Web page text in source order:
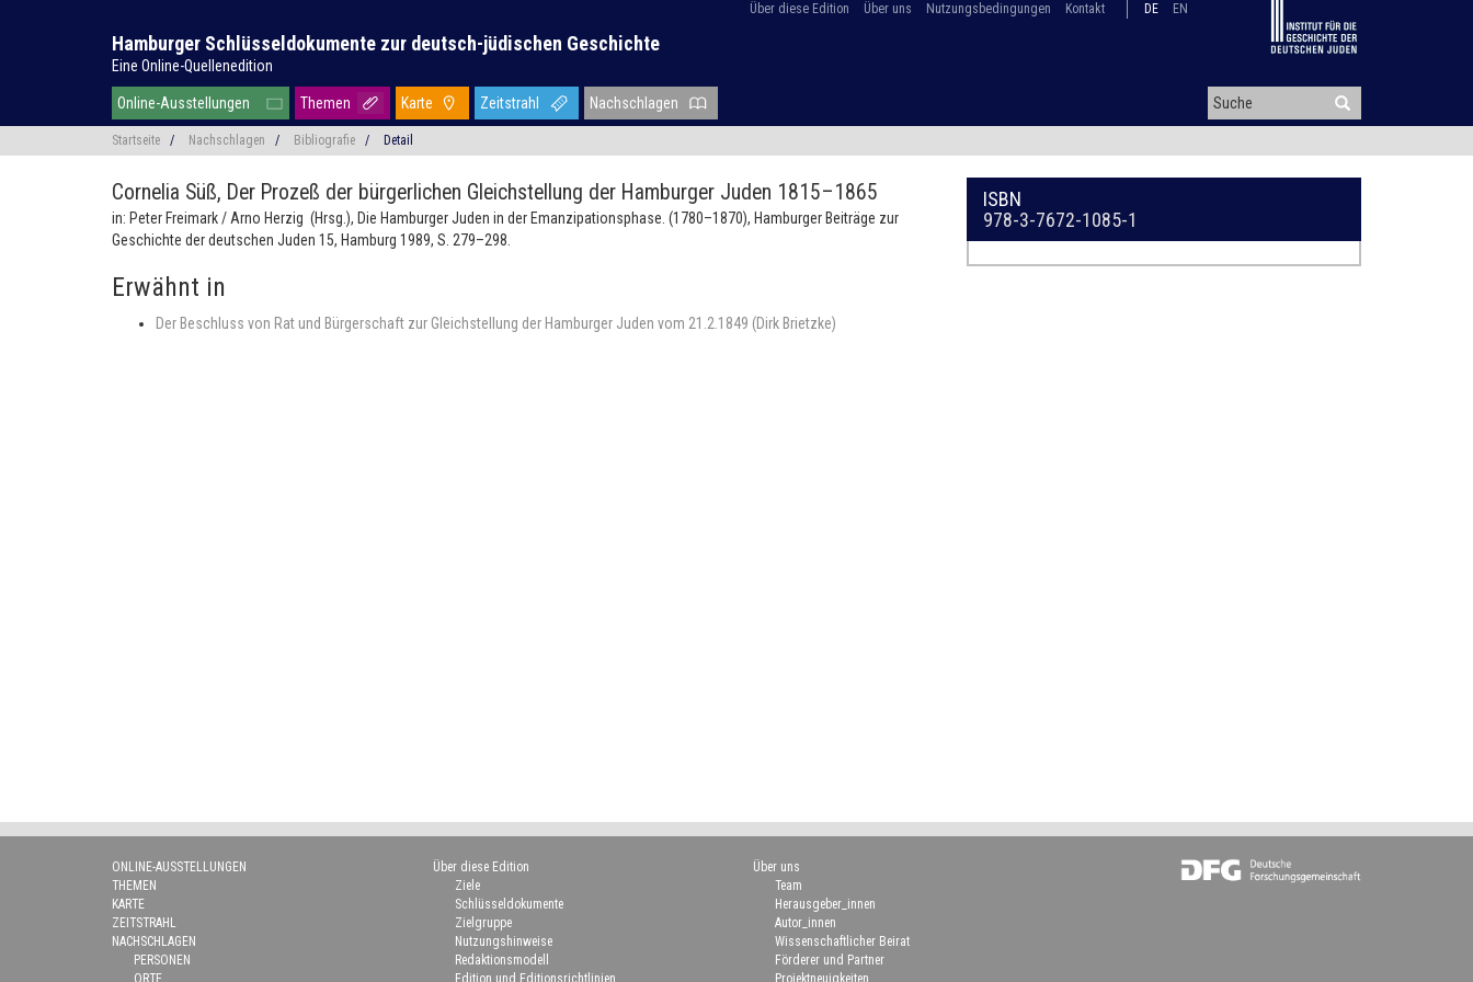
Über diese Edition Über uns Nutzungsbedingungen Kontakt DE EN
Hamburger Schlüsseldokumente zur deutsch-jüdischen Geschichte
Eine Online-Quellenedition
Online-Ausstellungen Themen Karte Zeitstrahl Nachschlagen
Startseite / Nachschlagen / Bibliografie / Detail
Cornelia Süß, Der Prozeß der bürgerlichen Gleichstellung der Hamburger Juden 1815–1865
in: Peter Freimark / Arno Herzig (Hrsg.), Die Hamburger Juden in der Emanzipationsphase. (1780–1870), Hamburger Beiträge zur
Geschichte der deutschen Juden 15, Hamburg 1989, S. 279–298.
Erwähnt in
Der Beschluss von Rat und Bürgerschaft zur Gleichstellung der Hamburger Juden vom 21.2.1849 (Dirk Brietzke)
ISBN
978-3-7672-1085-1
ONLINE-AUSSTELLUNGEN
THEMEN
KARTE
ZEITSTRAHL
NACHSCHLAGEN
PERSONEN
ORTE
Über diese Edition
Ziele
Schlüsseldokumente
Zielgruppe
Nutzungshinweise
Redaktionsmodell
Edition und Editionsrichtlinien
Über uns
Team
Herausgeber_innen
Autor_innen
Wissenschaftlicher Beirat
Förderer und Partner
Projektneuigkeiten